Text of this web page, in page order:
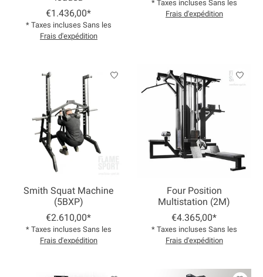
€1.436,00*
* Taxes incluses Sans les
Frais d'expédition
* Taxes incluses Sans les
Frais d'expédition
Smith Squat Machine
(5BXP)
€2.610,00*
* Taxes incluses Sans les
Frais d'expédition
Four Position
Multistation (2M)
€4.365,00*
* Taxes incluses Sans les
Frais d'expédition